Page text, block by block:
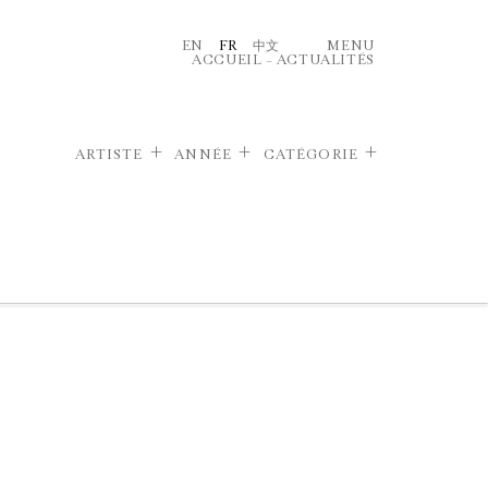
EN FR 中文
MENU
ACCUEIL – ACTUALITÉS
ARTISTE ANNÉE CATÉGORIE